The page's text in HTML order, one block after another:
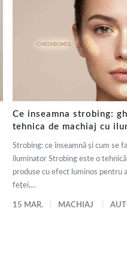
Ce inseamna strobing:
tehnica de machiaj cu
Strobing: ce înseamnă și cum se
iluminator Strobing este o
produse cu efect luminos pentru
feței,...
15 MAR. MACHIAJ